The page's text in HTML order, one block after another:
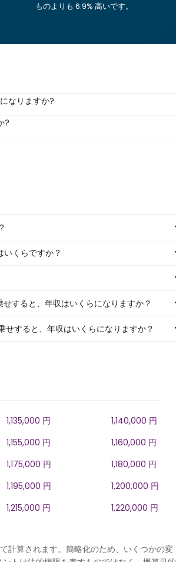
ものよりも 6.9% 高いです。
なりますか?
?
くらですか？
すると、年収はいくらになりますか？
すると、年収はいくらになりますか？
1,135,000 円
1,140,000 円
1,155,000 円
1,160,000 円
1,175,000 円
1,180,000 円
1,195,000 円
1,200,000 円
1,215,000 円 1,220,000 円
計算されます。簡略化のため、いくつかの変